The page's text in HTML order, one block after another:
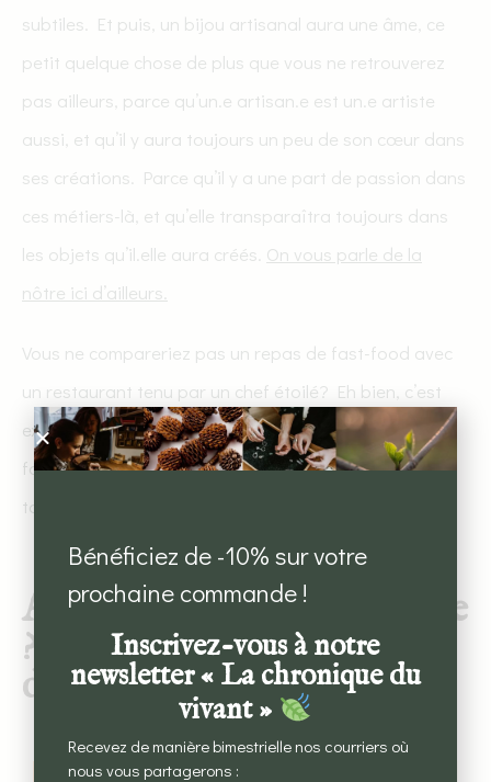
subtiles. Et puis, un bijou artisanal aura une âme, ce
petit quelque chose de plus que vous ne retrouverez
pas ailleurs, parce qu’un.e artisan.e est un.e artiste
aussi, et qu’il y aura toujours un peu de son cœur dans
ses créations. Parce qu’il y a une part de passion dans
ces métiers-là, et qu’elle transparaîtra toujours dans
les objets qu’il.elle aura créés. On vous parle de la
nôtre ici d’ailleurs.
Vous ne compareriez pas un repas de fast-food avec
un restaurant tenu par un chef étoilé? Eh bien, c’est
exactement la même chose. Artisanat ou bijoux
fantaisie : la question est parfois vite répondue (mais
tout dépend de ce que vous recherchez là encore).
Artisanat ou bijoux fantaisie
? Le prix, un critère
différenciant
Bénéficiez de -10% sur votre
prochaine commande !
Inscrivez-vous à notre
newsletter « La chronique du
vivant »
Recevez de manière bimestrielle nos courriers où
nous vous partagerons :